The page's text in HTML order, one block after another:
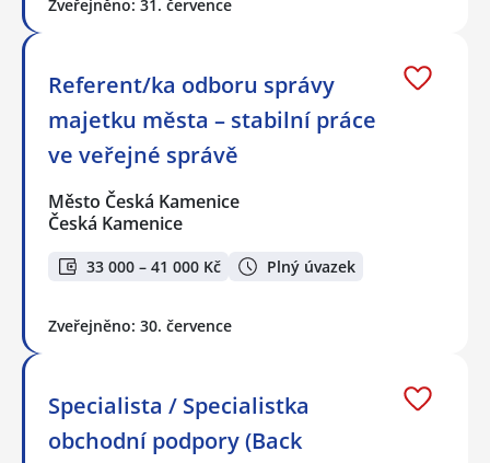
Zveřejněno: 31. července
Referent/ka odboru správy
majetku města – stabilní práce
ve veřejné správě
Město Česká Kamenice
Česká Kamenice
33 000 – 41 000 Kč Plný úvazek
Zveřejněno: 30. července
Specialista / Specialistka
obchodní podpory (Back